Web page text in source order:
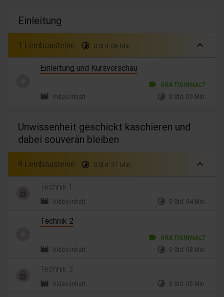
Einleitung
1 Lernbausteine timelapse 0 Std. 09 Min. expand_less
Einleitung und Kursvorschau
label GRATISINHALT
movie Video-Inhalt timelapse 0 Std. 09 Min.
Unwissenheit geschickt kaschieren und
dabei souverän bleiben
9 Lernbausteine timelapse 0 Std. 37 Min. expand_less
Technik 1
movie Video-Inhalt timelapse 0 Std. 04 Min.
Technik 2
label GRATISINHALT
movie Video-Inhalt timelapse 0 Std. 08 Min.
Technik 3
movie Video-Inhalt timelapse 0 Std. 05 Min.